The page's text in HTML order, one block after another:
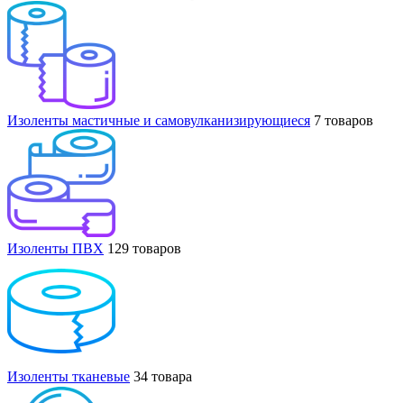
Изоленты мастичные и самовулканизирующиеся 7 товаров
Изоленты ПВХ 129 товаров
Изоленты тканевые 34 товара